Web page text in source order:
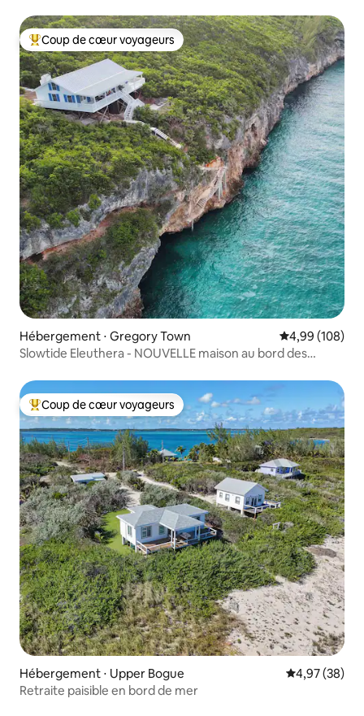
Coups de cœur voyageurs les plus appréciés
Coup de cœur voyageurs
Hébergement ⋅ Gregory Town Évaluation
4,99 (108)
Slowtide Eleuthera - NOUVELLE maison au bord des
Coups de cœur voyageurs les plus appréciés
Coup de cœur voyageurs
Hébergement ⋅ Upper Bogue Évaluation
4,97 (38)
Retraite paisible en bord de mer